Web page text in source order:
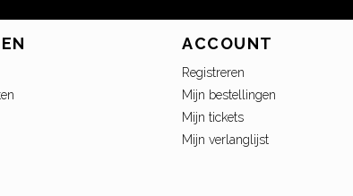
ACCOUNT
Registreren
Mijn bestellingen
Mijn tickets
Mijn verlanglijst